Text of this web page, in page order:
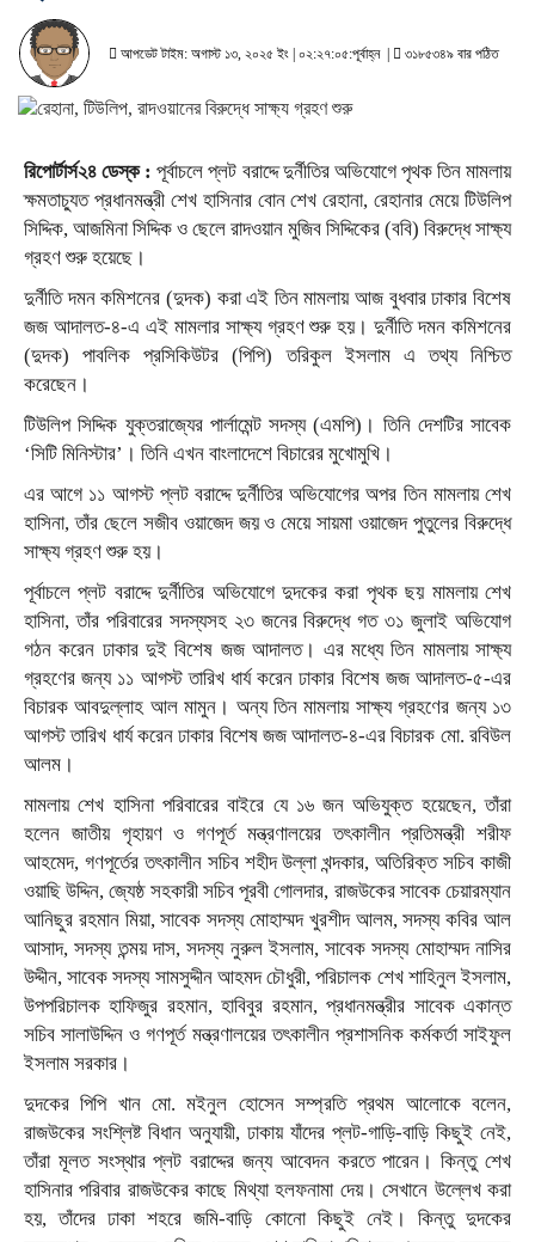
আপডেট টাইম: অগাস্ট ১৩, ২০২৫ ইং | ০২:২৭:০৫:পূর্বাহ্ন | ৩১৮৫৩৪৯ বার পঠিত
রিপোর্টার্স২৪ ডেস্ক :পূর্বাচলে প্লট বরাদ্দে দুর্নীতির অভিযোগে পৃথক তিন মামলায়
ক্ষমতাচ্যুত প্রধানমন্ত্রী শেখ হাসিনার বোন শেখ রেহানা, রেহানার মেয়ে টিউলিপ
সিদ্দিক, আজমিনা সিদ্দিক ও ছেলে রাদওয়ান মুজিব সিদ্দিকের (ববি) বিরুদ্ধে সাক্ষ্য
গ্রহণ শুরু হয়েছে।
দুর্নীতি দমন কমিশনের (দুদক) করা এই তিন মামলায় আজ বুধবার ঢাকার বিশেষ
জজ আদালত-৪-এ এই মামলার সাক্ষ্য গ্রহণ শুরু হয়। দুর্নীতি দমন কমিশনের
(দুদক) পাবলিক প্রসিকিউটর (পিপি) তরিকুল ইসলাম এ তথ্য নিশ্চিত
করেছেন।
টিউলিপ সিদ্দিক যুক্তরাজ্যের পার্লামেন্ট সদস্য (এমপি)। তিনি দেশটির সাবেক
‘সিটি মিনিস্টার’। তিনি এখন বাংলাদেশে বিচারের মুখোমুখি।
এর আগে ১১ আগস্ট প্লট বরাদ্দে দুর্নীতির অভিযোগের অপর তিন মামলায় শেখ
হাসিনা, তাঁর ছেলে সজীব ওয়াজেদ জয় ও মেয়ে সায়মা ওয়াজেদ পুতুলের বিরুদ্ধে
সাক্ষ্য গ্রহণ শুরু হয়।
পূর্বাচলে প্লট বরাদ্দে দুর্নীতির অভিযোগে দুদকের করা পৃথক ছয় মামলায় শেখ
হাসিনা, তাঁর পরিবারের সদস্যসহ ২৩ জনের বিরুদ্ধে গত ৩১ জুলাই অভিযোগ
গঠন করেন ঢাকার দুই বিশেষ জজ আদালত। এর মধ্যে তিন মামলায় সাক্ষ্য
গ্রহণের জন্য ১১ আগস্ট তারিখ ধার্য করেন ঢাকার বিশেষ জজ আদালত-৫-এর
বিচারক আবদুল্লাহ আল মামুন। অন্য তিন মামলায় সাক্ষ্য গ্রহণের জন্য ১৩
আগস্ট তারিখ ধার্য করেন ঢাকার বিশেষ জজ আদালত-৪-এর বিচারক মো. রবিউল
আলম।
মামলায় শেখ হাসিনা পরিবারের বাইরে যে ১৬ জন অভিযুক্ত হয়েছেন, তাঁরা
হলেন জাতীয় গৃহায়ণ ও গণপূর্ত মন্ত্রণালয়ের তৎকালীন প্রতিমন্ত্রী শরীফ
আহমেদ, গণপূর্তের তৎকালীন সচিব শহীদ উল্লা খন্দকার, অতিরিক্ত সচিব কাজী
ওয়াছি উদ্দিন, জ্যেষ্ঠ সহকারী সচিব পূরবী গোলদার, রাজউকের সাবেক চেয়ারম্যান
আনিছুর রহমান মিয়া, সাবেক সদস্য মোহাম্মদ খুরশীদ আলম, সদস্য কবির আল
আসাদ, সদস্য তন্ময় দাস, সদস্য নুরুল ইসলাম, সাবেক সদস্য মোহাম্মদ নাসির
উদ্দীন, সাবেক সদস্য সামসুদ্দীন আহমদ চৌধুরী, পরিচালক শেখ শাহিনুল ইসলাম,
উপপরিচালক হাফিজুর রহমান, হাবিবুর রহমান, প্রধানমন্ত্রীর সাবেক একান্ত
সচিব সালাউদ্দিন ও গণপূর্ত মন্ত্রণালয়ের তৎকালীন প্রশাসনিক কর্মকর্তা সাইফুল
ইসলাম সরকার।
দুদকের পিপি খান মো. মইনুল হোসেন সম্প্রতি প্রথম আলোকে বলেন,
রাজউকের সংশ্লিষ্ট বিধান অনুযায়ী, ঢাকায় যাঁদের প্লট-গাড়ি-বাড়ি কিছুই নেই,
তাঁরা মূলত সংস্থার প্লট বরাদ্দের জন্য আবেদন করতে পারেন। কিন্তু শেখ
হাসিনার পরিবার রাজউকের কাছে মিথ্যা হলফনামা দেয়। সেখানে উল্লেখ করা
হয়, তাঁদের ঢাকা শহরে জমি-বাড়ি কোনো কিছুই নেই। কিন্তু দুদকের